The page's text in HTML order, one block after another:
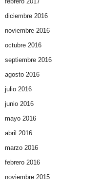
diciembre 2016
noviembre 2016
octubre 2016
septiembre 2016
agosto 2016
julio 2016
junio 2016
mayo 2016
abril 2016
marzo 2016
febrero 2016
noviembre 2015